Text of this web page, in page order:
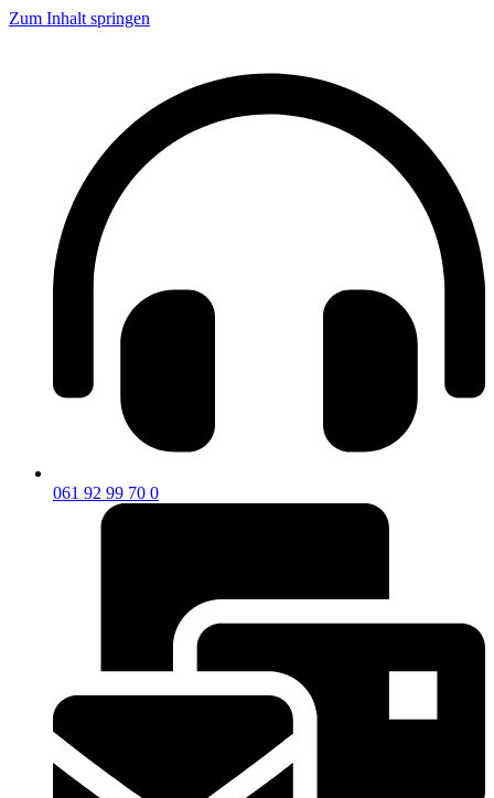
Zum Inhalt springen
061 92 99 70 0